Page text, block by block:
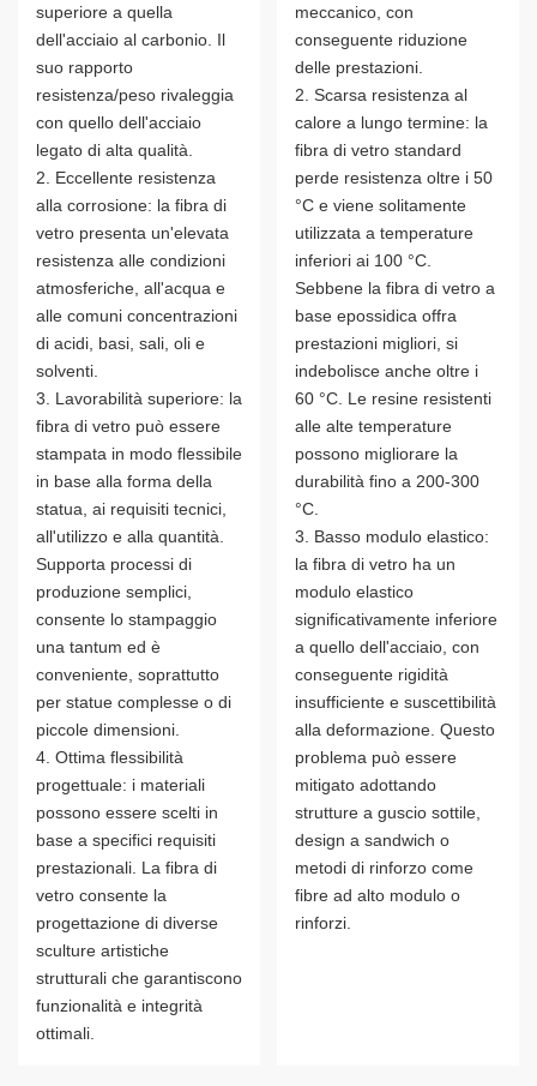
superiore a quella
dell'acciaio al carbonio. Il
suo rapporto
resistenza/peso rivaleggia
con quello dell'acciaio
legato di alta qualità.
2. Eccellente resistenza
alla corrosione: la fibra di
vetro presenta un'elevata
resistenza alle condizioni
atmosferiche, all'acqua e
alle comuni concentrazioni
di acidi, basi, sali, oli e
solventi.
3. Lavorabilità superiore: la
fibra di vetro può essere
stampata in modo flessibile
in base alla forma della
statua, ai requisiti tecnici,
all'utilizzo e alla quantità.
Supporta processi di
produzione semplici,
consente lo stampaggio
una tantum ed è
conveniente, soprattutto
per statue complesse o di
piccole dimensioni.
4. Ottima flessibilità
progettuale: i materiali
possono essere scelti in
base a specifici requisiti
prestazionali. La fibra di
vetro consente la
progettazione di diverse
sculture artistiche
strutturali che garantiscono
funzionalità e integrità
ottimali.
meccanico, con
conseguente riduzione
delle prestazioni.
2. Scarsa resistenza al
calore a lungo termine: la
fibra di vetro standard
perde resistenza oltre i 50
°C e viene solitamente
utilizzata a temperature
inferiori ai 100 °C.
Sebbene la fibra di vetro a
base epossidica offra
prestazioni migliori, si
indebolisce anche oltre i
60 °C. Le resine resistenti
alle alte temperature
possono migliorare la
durabilità fino a 200-300
°C.
3. Basso modulo elastico:
la fibra di vetro ha un
modulo elastico
significativamente inferiore
a quello dell'acciaio, con
conseguente rigidità
insufficiente e suscettibilità
alla deformazione. Questo
problema può essere
mitigato adottando
strutture a guscio sottile,
design a sandwich o
metodi di rinforzo come
fibre ad alto modulo o
rinforzi.